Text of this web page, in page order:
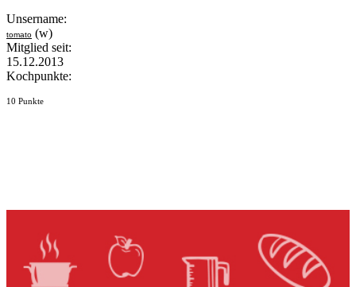
Unsername:
tomato (w)
Mitglied seit:
15.12.2013
Kochpunkte:
10 Punkte